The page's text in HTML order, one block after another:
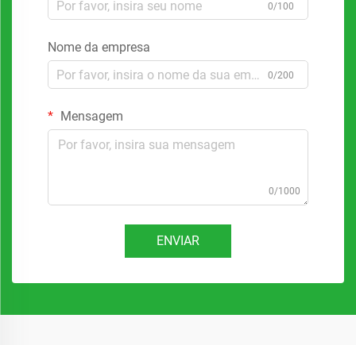
0/100
Nome da empresa
0/200
Mensagem
0/1000
ENVIAR